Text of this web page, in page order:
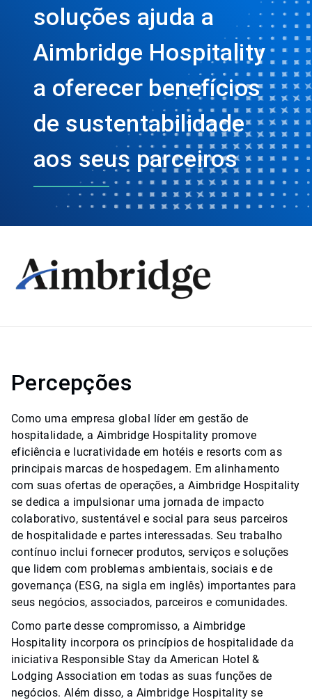
soluções ajuda a
Aimbridge Hospitality
a oferecer benefícios
de sustentabilidade
aos seus parceiros
Percepções
Como uma empresa global líder em gestão de
hospitalidade, a Aimbridge Hospitality promove
eficiência e lucratividade em hotéis e resorts com as
principais marcas de hospedagem. Em alinhamento
com suas ofertas de operações, a Aimbridge Hospitality
se dedica a impulsionar uma jornada de impacto
colaborativo, sustentável e social para seus parceiros
de hospitalidade e partes interessadas. Seu trabalho
contínuo inclui fornecer produtos, serviços e soluções
que lidem com problemas ambientais, sociais e de
governança (ESG, na sigla em inglês) importantes para
seus negócios, associados, parceiros e comunidades.
Como parte desse compromisso, a Aimbridge
Hospitality incorpora os princípios de hospitalidade da
iniciativa Responsible Stay da American Hotel &
Lodging Association em todas as suas funções de
negócios. Além disso, a Aimbridge Hospitality se